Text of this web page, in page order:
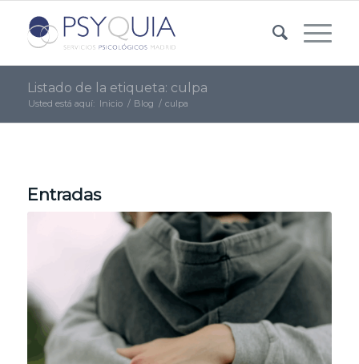
Listado de la etiqueta: culpa
Usted está aquí: Inicio / Blog / culpa
Entradas